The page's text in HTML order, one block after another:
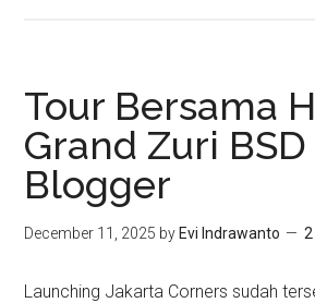
Tour Bersama
Grand Zuri
Blogger
December 11, 2025 by Evi Indrawanto
Launching Jakarta Corners sudah